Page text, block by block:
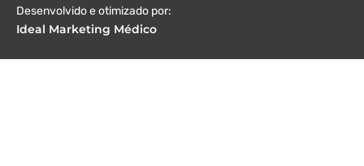
Desenvolvido e otimizado por:
Ideal Marketing Médico